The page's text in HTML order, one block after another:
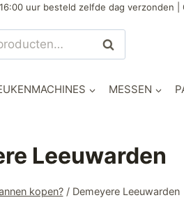
uur besteld zelfde dag verzonden |
Zoeken
MESSEN
Leeuwarden
kopen? / Demeyere Leeuwarden